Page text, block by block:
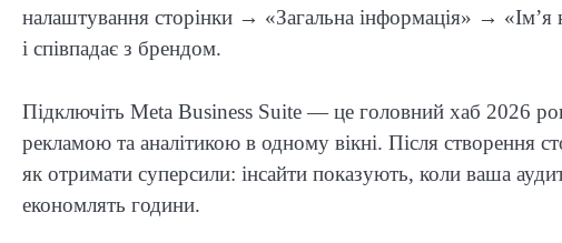
налаштування сторінки → «Загальна інформація» → «Ім’я
і співпадає з брендом.
Підключіть Meta Business Suite — це головний хаб 2026
рекламою та аналітикою в одному вікні. Після створення
як отримати суперсили: інсайти показують, коли ваша
економлять години.